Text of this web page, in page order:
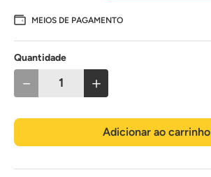
MEIOS DE PAGAMENTO
Quantidade
＋
－
Adicionar ao carrinho